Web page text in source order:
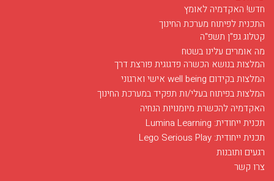
חדש! האקדמיה לאומץ
התכנית לפיתוח מערכת החינוך
קטלוג גפ"ן תשפ"ה
מה אומרים עלינו בשטח
המלצות בנושא הכשרה פדגוגית פורצת דרך
המלצות בקידום well being אישי וארגוני
המלצות בפיתוח בעלי/ות תפקיד במערכת החינוך
האקדמיה להכשרת מיומנויות הנחיה
תכנית ייחודית: Lumina Learning
תכנית ייחודית: Lego Serious Play
רגעים ותובנות
צרו קשר